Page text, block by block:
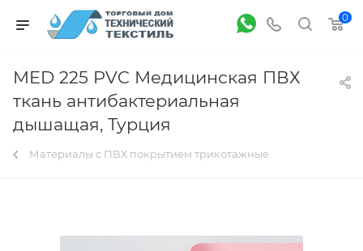
0
MED 225 PVC Медицинская ПВХ
ткань антибактериальная
дышащая, Турция
Материалы с ПВХ покрытием трикотажные